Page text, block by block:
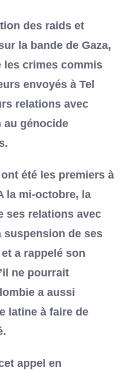
des raids et
la bande de Gaza,
les crimes commis
envoyés à Tel
relations avec
au génocide
été les premiers à
la mi-octobre, la
ses relations avec
suspension de ses
a rappelé son
ne pourrait
a aussi
latine à faire de
appel en